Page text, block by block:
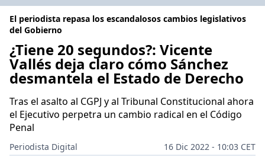
El periodista repasa los escandalosos cambios legislativos
del Gobierno
¿Tiene 20 segundos?: Vicente
Vallés deja claro cómo Sánchez
desmantela el Estado de Derecho
Tras el asalto al CGPJ y al Tribunal Constitucional ahora
el Ejecutivo perpetra un cambio radical en el Código
Penal
Periodista Digital
16 Dic 2022 - 10:03 CET